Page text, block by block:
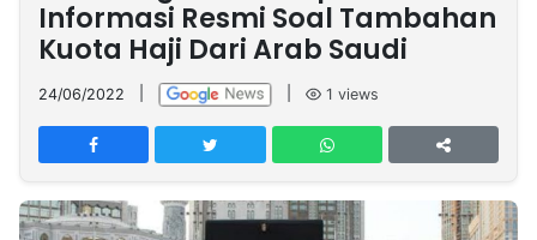
Nasional
International
Olahraga
Entertainment
Daerah
Pariwisata
Kuliner
Kolom
Network
PT
TREETAN
INDONESIA
Informasi Resmi Soal Tambahan
Kuota Haji Dari Arab Saudi
24/06/2022 1 views